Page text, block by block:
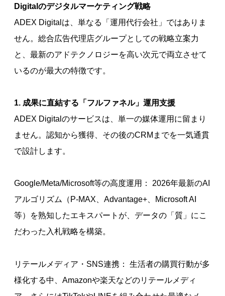
Digitalのデジタルマーケティング戦略
ADEX Digitalは、単なる「運用代行会社」ではありま
せん。総合広告代理店グループとしての戦略立案力
と、最新のアドテクノロジーを高い次元で両立させて
いるのが最大の特徴です。
1. 成果に直結する「フルファネル」運用支援
ADEX Digitalのサービスは、単一の媒体運用に留まり
ません。認知から獲得、その後のCRMまでを一気通貫
で設計します。
Google/Meta/Microsoft等の高度運用： 2026年最新のAI
アルゴリズム（P-MAX、Advantage+、Microsoft AI
等）を熟知したエキスパートが、データの「質」にこ
だわった入札戦略を構築。
リテールメディア・SNS連携： 生活者の購買行動が多
様化する中、Amazonや楽天などのリテールメディ